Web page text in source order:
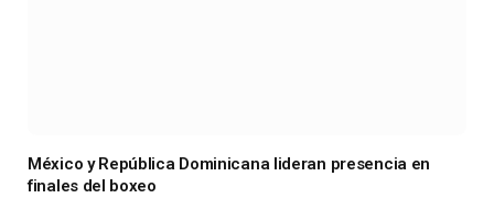
México y República Dominicana lideran presencia en
finales del boxeo